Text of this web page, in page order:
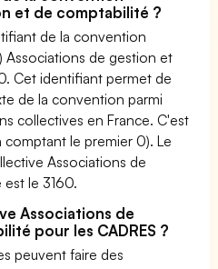
et de comptabilité ?
de la convention
Associations de gestion et
Cet identifiant permet de
de la convention parmi
collectives en France. C'est
le premier 0). Le
Associations de
le 3160.
Associations de
pour les CADRES ?
peuvent faire des